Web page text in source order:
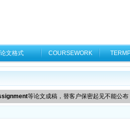
论文格式 COURSEWORK
等论文成稿，替客户保密起见不能公布